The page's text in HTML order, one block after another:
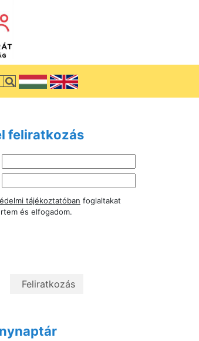
feliratkozás
tájékoztatóban foglaltakat
és elfogadom.